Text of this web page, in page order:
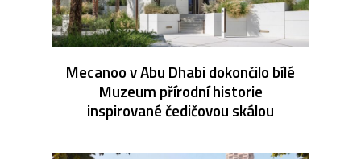
Mecanoo v Abu Dhabi dokončilo bílé
Muzeum přírodní historie
inspirované čedičovou skálou